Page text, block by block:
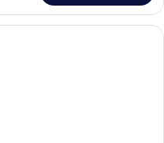
內保險箱、遮光布/窗簾、隔音、